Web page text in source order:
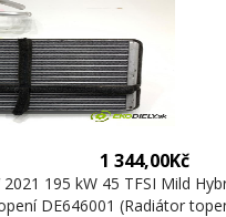
1 344,00Kč
2021 195 kW 45 TFSI Mild
DE646001 (Radiátor